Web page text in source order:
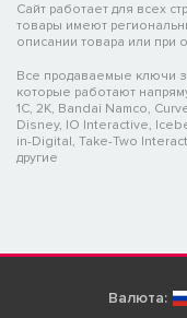
Сайт работает для всех
товары имеют
описании товара или при
Все продаваемые ключи
которые работают
1C, 2K, Bandai Namco,
Disney, IO Interactive,
in-Digital, Take-Two
другие
Валюта: